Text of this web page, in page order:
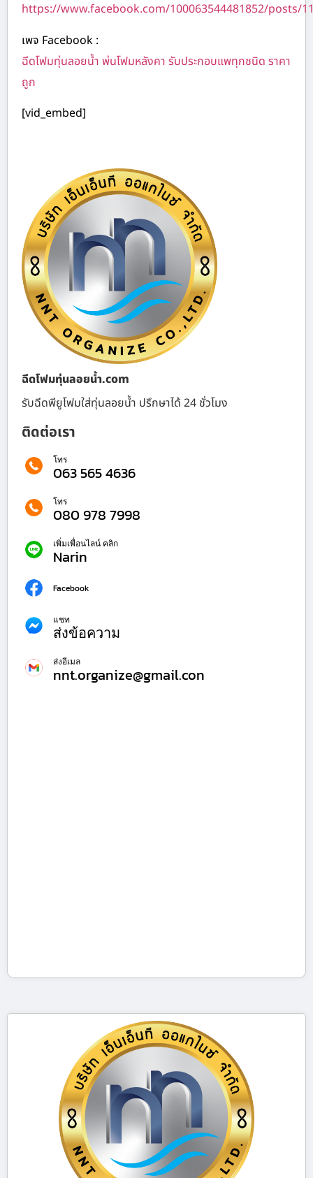
https://www.facebook.com/100063544481852/posts/
เพจ Facebook :
ฉีดโฟมทุ่นลอยน้ำ พ่นโฟมหลังคา รับประกอบแพทุกชนิด ราคา
ถูก
[vid_embed]
ฉีดโฟมทุ่นลอยน้ำ.com
รับฉีดพียูโฟมใส่ทุ่นลอยน้ำ ปรึกษาได้ 24 ชั่วโมง
ติดต่อเรา
โทร
063 565 4636
โทร
080 978 7998
เพิ่มเพื่อนไลน์ คลิก
Narin
Facebook
แชท
ส่งข้อความ
ส่งอีเมล
nnt.organize@gmail.con